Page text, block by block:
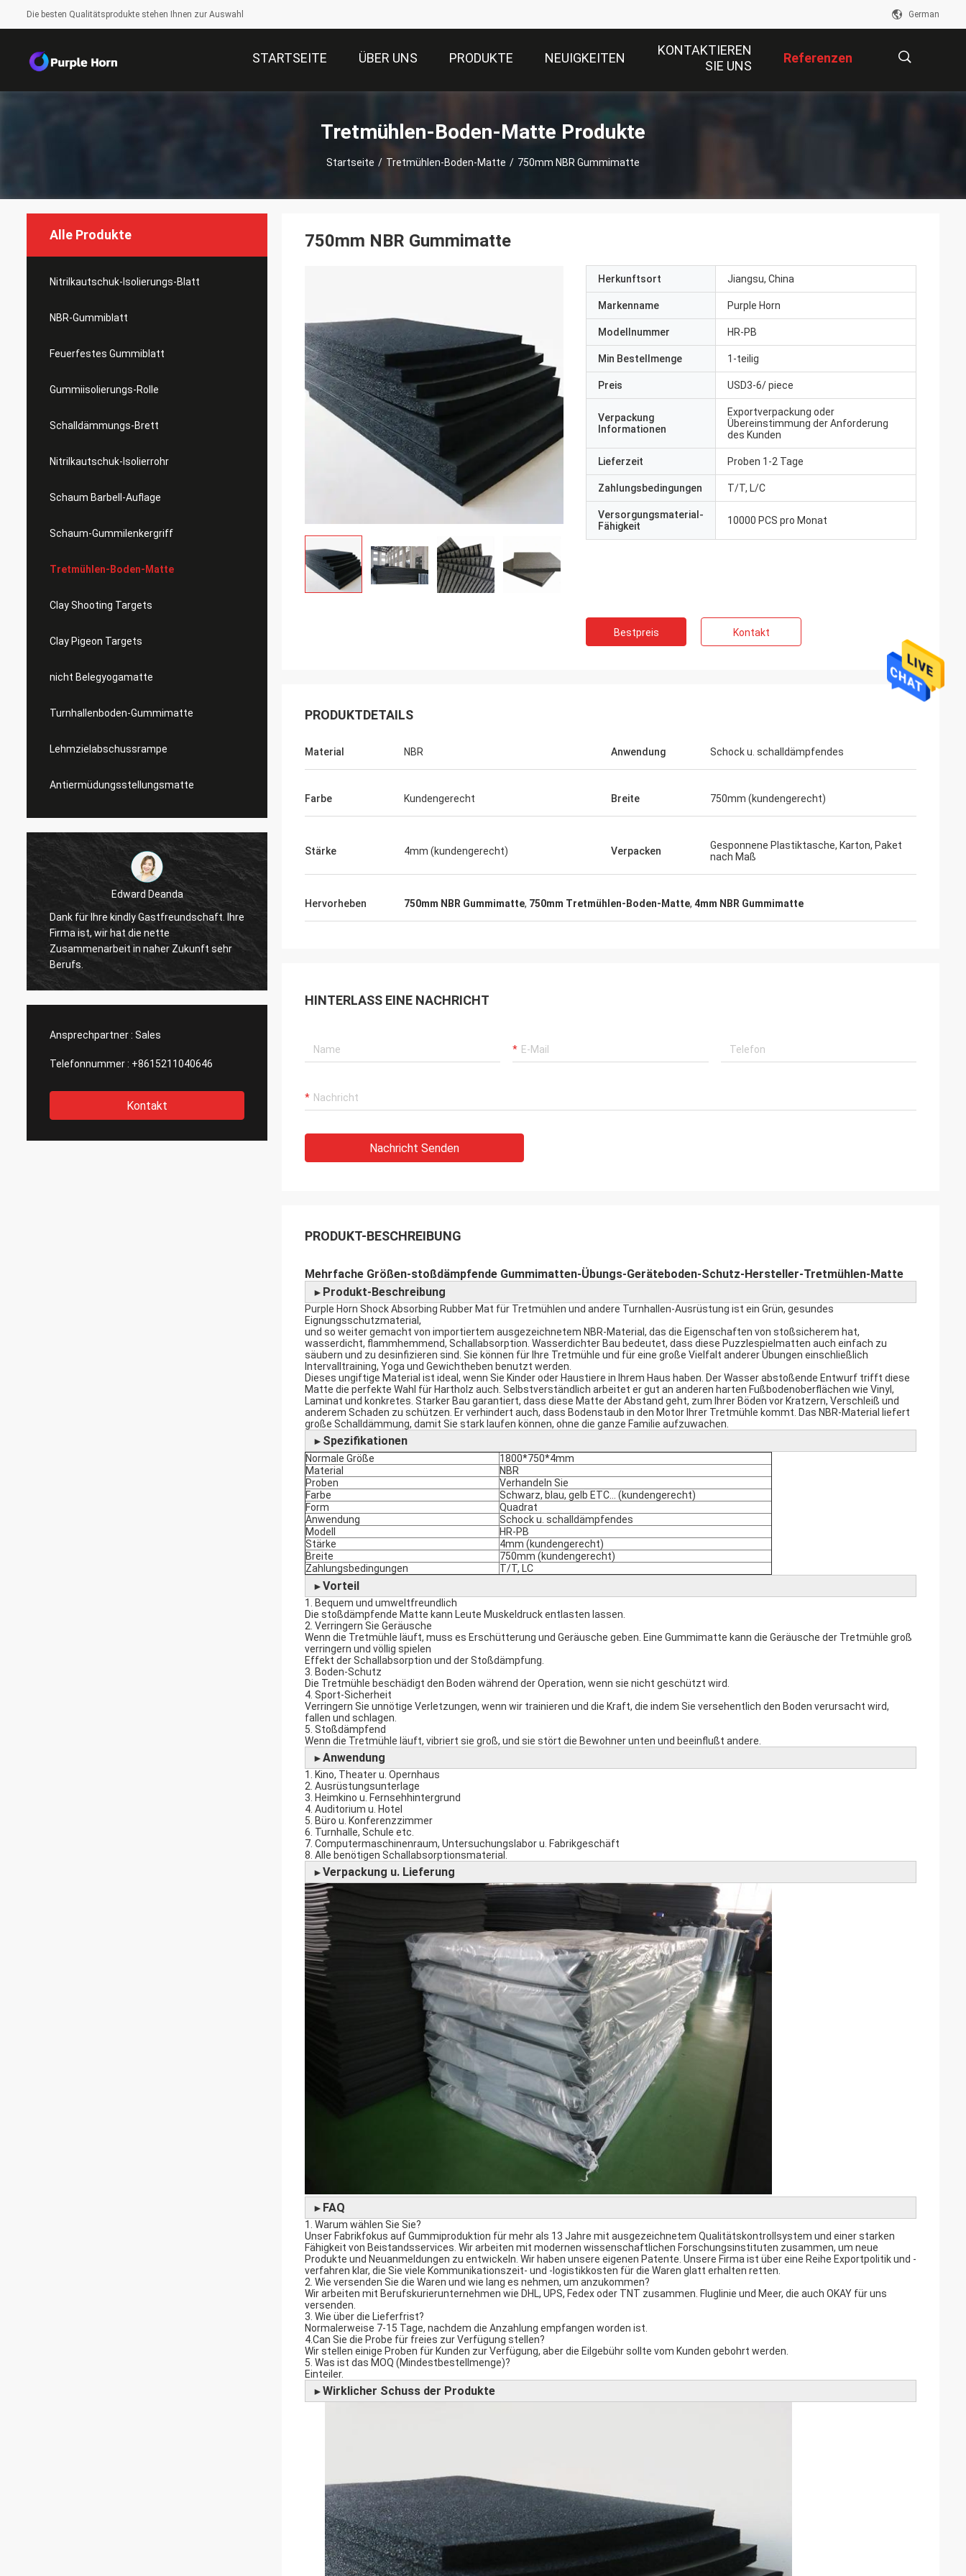
Die besten Qualitätsprodukte stehen Ihnen zur Auswahl German
STARTSEITE ÜBER UNS PRODUKTE NEUIGKEITEN
KONTAKTIEREN
SIE UNS
Referenzen
Tretmühlen-Boden-Matte Produkte
Startseite / Tretmühlen-Boden-Matte / 750mm NBR Gummimatte
Alle Produkte
Nitrilkautschuk-Isolierungs-Blatt
NBR-Gummiblatt
Feuerfestes Gummiblatt
Gummiisolierungs-Rolle
Schalldämmungs-Brett
Nitrilkautschuk-Isolierrohr
Schaum Barbell-Auflage
Schaum-Gummilenkergriff
Tretmühlen-Boden-Matte
Clay Shooting Targets
Clay Pigeon Targets
nicht Belegyogamatte
Turnhallenboden-Gummimatte
Lehmzielabschussrampe
Antiermüdungsstellungsmatte
Edward Deanda
Dank für Ihre kindly Gastfreundschaft. Ihre
Firma ist, wir hat die nette
Zusammenarbeit in naher Zukunft sehr
Berufs.
Ansprechpartner : Sales
Telefonnummer : +8615211040646
Kontakt
750mm NBR Gummimatte
Herkunftsort Jiangsu, China
Markenname Purple Horn
Modellnummer HR-PB
Min Bestellmenge 1-teilig
Preis USD3-6/ piece
Verpackung
Informationen
Exportverpackung oder
Übereinstimmung der Anforderung
des Kunden
Lieferzeit Proben 1-2 Tage
Zahlungsbedingungen T/T, L/C
Versorgungsmaterial-
Fähigkeit
10000 PCS pro Monat
Bestpreis Kontakt
PRODUKTDETAILS
Material NBR Anwendung Schock u. schalldämpfendes
Farbe Kundengerecht Breite 750mm (kundengerecht)
Stärke 4mm (kundengerecht) Verpacken
Gesponnene Plastiktasche, Karton, Paket
nach Maß
Hervorheben 750mm NBR Gummimatte, 750mm Tretmühlen-Boden-Matte, 4mm NBR Gummimatte
HINTERLASS EINE NACHRICHT
Nachricht Senden
PRODUKT-BESCHREIBUNG
Mehrfache Größen-stoßdämpfende Gummimatten-Übungs-Geräteboden-Schutz-Hersteller-Tretmühlen-Matte
► Produkt-Beschreibung
Purple Horn Shock Absorbing Rubber Mat für Tretmühlen und andere Turnhallen-Ausrüstung ist ein Grün, gesundes
Eignungsschutzmaterial,
und so weiter gemacht von importiertem ausgezeichnetem NBR-Material, das die Eigenschaften von stoßsicherem hat,
wasserdicht, flammhemmend, Schallabsorption. Wasserdichter Bau bedeutet, dass diese Puzzlespielmatten auch einfach zu
säubern und zu desinfizieren sind. Sie können für Ihre Tretmühle und für eine große Vielfalt anderer Übungen einschließlich
Intervalltraining, Yoga und Gewichtheben benutzt werden.
Dieses ungiftige Material ist ideal, wenn Sie Kinder oder Haustiere in Ihrem Haus haben. Der Wasser abstoßende Entwurf trifft diese
Matte die perfekte Wahl für Hartholz auch. Selbstverständlich arbeitet er gut an anderen harten Fußbodenoberflächen wie Vinyl,
Laminat und konkretes. Starker Bau garantiert, dass diese Matte der Abstand geht, zum Ihrer Böden vor Kratzern, Verschleiß und
anderem Schaden zu schützen. Er verhindert auch, dass Bodenstaub in den Motor Ihrer Tretmühle kommt. Das NBR-Material liefert
große Schalldämmung, damit Sie stark laufen können, ohne die ganze Familie aufzuwachen.
► Spezifikationen
Normale Größe
1800*750*4mm
Material
NBR
Proben
Verhandeln Sie
Farbe
Schwarz, blau, gelb ETC… (kundengerecht)
Form
Quadrat
Anwendung
Schock u. schalldämpfendes
Modell
HR-PB
Stärke
4mm (kundengerecht)
Breite
750mm (kundengerecht)
Zahlungsbedingungen
T/T, LC
►Vorteil
1. Bequem und umweltfreundlich
Die stoßdämpfende Matte kann Leute Muskeldruck entlasten lassen.
2. Verringern Sie Geräusche
Wenn die Tretmühle läuft, muss es Erschütterung und Geräusche geben. Eine Gummimatte kann die Geräusche der Tretmühle groß
verringern und völlig spielen
Effekt der Schallabsorption und der Stoßdämpfung.
3. Boden-Schutz
Die Tretmühle beschädigt den Boden während der Operation, wenn sie nicht geschützt wird.
4. Sport-Sicherheit
Verringern Sie unnötige Verletzungen, wenn wir trainieren und die Kraft, die indem Sie versehentlich den Boden verursacht wird,
fallen und schlagen.
5. Stoßdämpfend
Wenn die Tretmühle läuft, vibriert sie groß, und sie stört die Bewohner unten und beeinflußt andere.
►Anwendung
1. Kino, Theater u. Opernhaus
2. Ausrüstungsunterlage
3. Heimkino u. Fernsehhintergrund
4. Auditorium u. Hotel
5. Büro u. Konferenzzimmer
6. Turnhalle, Schule etc.
7. Computermaschinenraum, Untersuchungslabor u. Fabrikgeschäft
8. Alle benötigen Schallabsorptionsmaterial.
►Verpackung u. Lieferung
► FAQ
1. Warum wählen Sie Sie?
Unser Fabrikfokus auf Gummiproduktion für mehr als 13 Jahre mit ausgezeichnetem Qualitätskontrollsystem und einer starken
Fähigkeit von Beistandsservices. Wir arbeiten mit modernen wissenschaftlichen Forschungsinstituten zusammen, um neue
Produkte und Neuanmeldungen zu entwickeln. Wir haben unsere eigenen Patente. Unsere Firma ist über eine Reihe Exportpolitik und -
verfahren klar, die Sie viele Kommunikationszeit- und -logistikkosten für die Waren glatt erhalten retten.
2. Wie versenden Sie die Waren und wie lang es nehmen, um anzukommen?
Wir arbeiten mit Berufskurierunternehmen wie DHL, UPS, Fedex oder TNT zusammen. Fluglinie und Meer, die auch OKAY für uns
versenden.
3. Wie über die Lieferfrist?
Normalerweise 7-15 Tage, nachdem die Anzahlung empfangen worden ist.
4.Can Sie die Probe für freies zur Verfügung stellen?
Wir stellen einige Proben für Kunden zur Verfügung, aber die Eilgebühr sollte vom Kunden gebohrt werden.
5. Was ist das MOQ (Mindestbestellmenge)?
Einteiler.
►Wirklicher Schuss der Produkte